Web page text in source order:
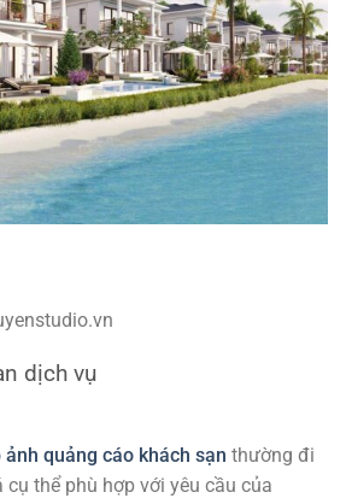
dịch vụ
quảng cáo khách sạn thường đi
thể phù hợp với yêu cầu của